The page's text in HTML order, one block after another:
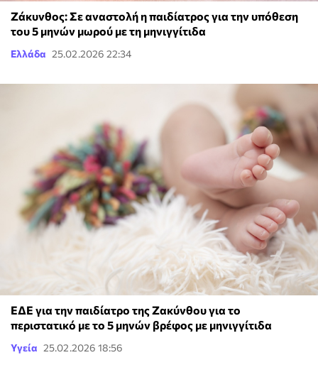
Ζάκυνθος: Σε αναστολή η παιδίατρος για την υπόθεση
του 5 μηνών μωρού με τη μηνιγγίτιδα
Ελλάδα 25.02.2026 22:34
ΕΔΕ για την παιδίατρο της Ζακύνθου για το
περιστατικό με το 5 μηνών βρέφος με μηνιγγίτιδα
Υγεία 25.02.2026 18:56